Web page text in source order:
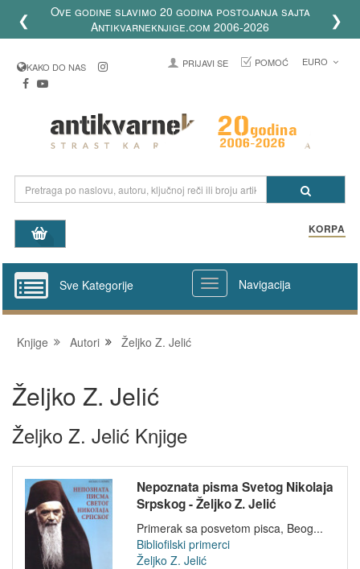
❮
Ove godine slavimo 20 godina postojanja sajta
Antikvarneknjige.com 2006-2026
❯
KAKO DO NAS PRIJAVI SE POMOĆ EURO
KORPA
Sve Kategorije Navigacija
Knjige Autori Željko Z. Jelić
Željko Z. Jelić
Željko Z. Jelić Knjige
Nepoznata pisma Svetog Nikolaja
Srpskog - Željko Z. Jelić
Primerak sa posvetom pisca, Beog...
Bibliofilski primerci
Željko Z. Jelić